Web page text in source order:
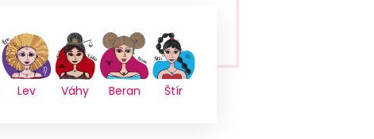
Lev Váhy Beran Štír